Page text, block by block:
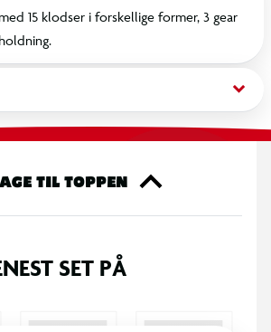
15 klodser i forskellige former, 3 gear
keyboard_arrow_down
TIL TOPPEN
SET PÅ